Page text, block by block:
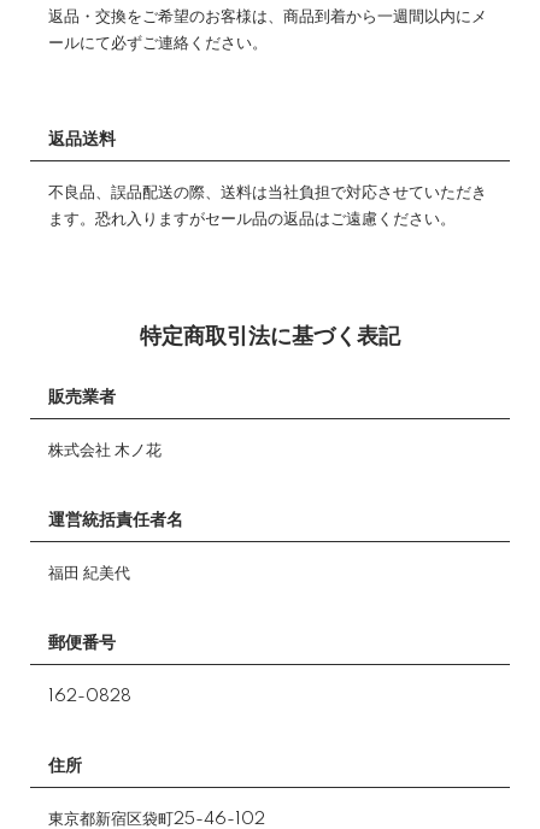
返品・交換をご希望のお客様は、商品到着から一週間以内にメ
ールにて必ずご連絡ください。
返品送料
不良品、誤品配送の際、送料は当社負担で対応させていただき
ます。恐れ入りますがセール品の返品はご遠慮ください。
特定商取引法に基づく表記
販売業者
株式会社 木ノ花
運営統括責任者名
福田 紀美代
郵便番号
162-0828
住所
東京都新宿区袋町25-46-102